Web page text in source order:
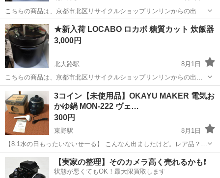
こちらの商品は、京都市北区リサイクルショップリンリンからの出品
となります。 当店は、家具・家電・食器・骨董品・日用品など、多種
多様な商品を取り揃えております。 昭和レトロなレア商品も沢山ござ
いますので、店内を見るだけで...
京都 京都市 北大路駅
★新入荷 LOCABO ロカボ 糖質カット 炊飯器
3,000円
北大路駅
8月1日
こちらの商品は、京都市北区リサイクルショップリンリンからの出品
となります。 当店は、家具・家電・食器・骨董品・日用品など、多種
多様な商品を取り揃えております。 昭和レトロなレア商品も沢山ござ
いますので、店内を見るだけで...
京都 京都市 北大路駅 キッチン家電
3コイン【未使用品】OKAYU MAKER 電気お
かゆ鍋 MON-222 ヴェ…
300円
東野駅
8月1日
【8.1水の日もったいないせーる】 こんなん出ましたけど。レア品？ヴ
ェールフォン セ丸山技研の電気おかゆ鍋です。自宅保管未使用 品。電
源入り熱くなりました。タイマーも短い時 間での確認ですが使えまし
た大丈夫です。ただ...
京都 京都市 東野駅 キッチン家電
【実家の整理】そのカメラ高く売れるかも❗️
状態が悪くてもOK！最大限買取します